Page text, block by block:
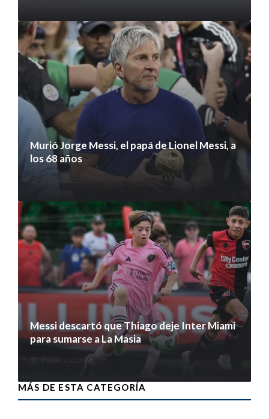
Murió Jorge Messi, el papá de Lionel Messi, a
los 68 años
Messi descartó que Thiago deje Inter Miami
para sumarse a La Masia
MÁS DE ESTA CATEGORÍA